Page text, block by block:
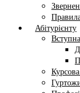
Абітурієнту